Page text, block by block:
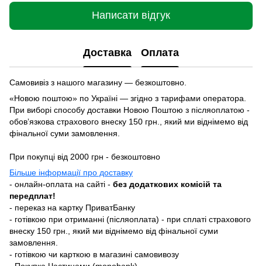
Написати відгук
Доставка Оплата
Самовивіз з нашого магазину — безкоштовно.
«Новою поштою» по Україні — згідно з тарифами оператора.
При виборі способу доставки Новою Поштою з післяоплатою -
обовʼязкова страхового внеску 150 грн., який ми віднімемо від
фінальної суми замовлення.
При покупці від 2000 грн - безкоштовно
Більше інформації про доставку
- онлайн-оплата на сайті - без додаткових комісій та
передплат!
- переказ на картку ПриватБанку
- готівкою при отриманні (післяоплата) - при сплаті страхового
внеску 150 грн., який ми віднімемо від фінальної суми
замовлення.
- готівкою чи карткою в магазині самовивозу